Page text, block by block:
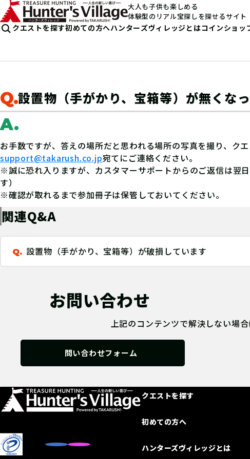
大人も子供も楽しめる
体験型のリアル宝探しを探せるサイト
クエストを探す初めての方へハンターズヴィレッジとはコインショッ
Q.設置物（手がかり、宝箱等）が無くな
A.
お手数ですが、答えの場所だと思われる場所の写真を撮り、ク
support@takarush.co.jp宛てにご連絡ください。
※誠に恐れ入りますが、カスタマーサポートからのご返信は翌
す）
※確認が取れるまで参加冊子は保管しておいてください。
関連Q&A
Q. 設置物（手がかり、宝箱等）が破損しています
お問い合わせ
上記のコンテンツで解決しない場
問い合わせフォーム
クエストを探す
初めての方へ
ハンターズヴィレッジとは